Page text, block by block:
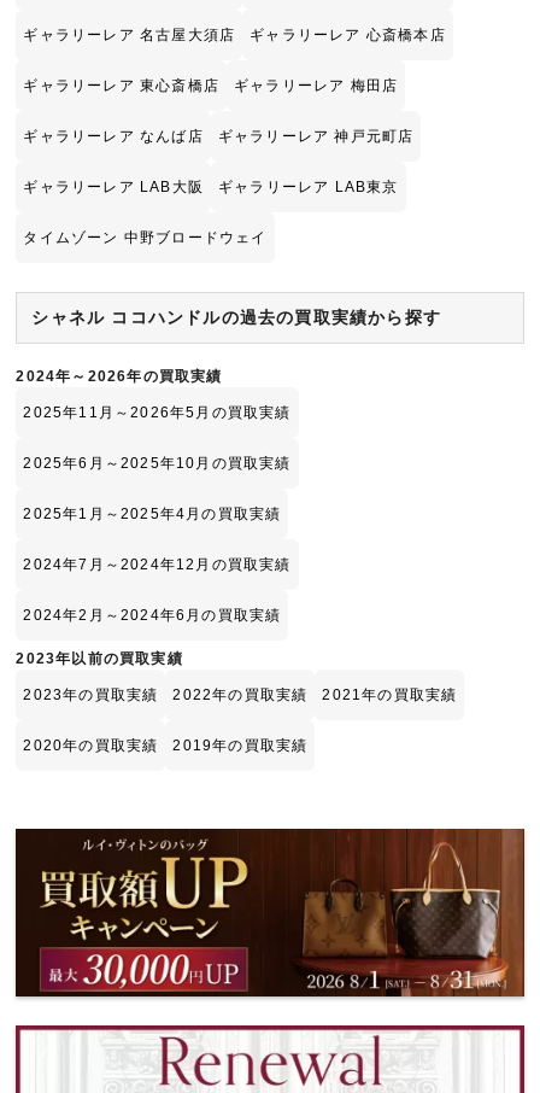
ギャラリーレア 名古屋大須店 ギャラリーレア 心斎橋本店
ギャラリーレア 東心斎橋店 ギャラリーレア 梅田店
ギャラリーレア なんば店 ギャラリーレア 神戸元町店
ギャラリーレア LAB大阪 ギャラリーレア LAB東京
タイムゾーン 中野ブロードウェイ
シャネル ココハンドルの過去の買取実績から探す
2024年～2026年の買取実績
2025年11月～2026年5月の買取実績
2025年6月～2025年10月の買取実績
2025年1月～2025年4月の買取実績
2024年7月～2024年12月の買取実績
2024年2月～2024年6月の買取実績
2023年以前の買取実績
2023年の買取実績 2022年の買取実績 2021年の買取実績
2020年の買取実績 2019年の買取実績